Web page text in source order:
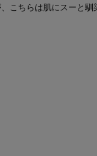
こちらは肌にスーと馴